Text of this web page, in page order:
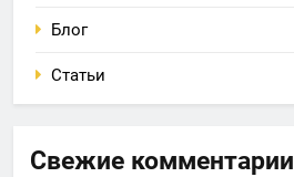
Блог
Статьи
Свежие комментарии